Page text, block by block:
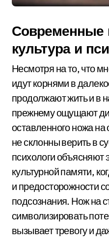
Современные
культура и
Несмотря на то, что
идут корнями в
продолжают жить и в
прежнему ощущают
оставленного ножа
не склонны верить в
психологи объясняют
культурной памяти,
и предосторожности
подсознания. Нож на
символизировать
вызывает тревогу и